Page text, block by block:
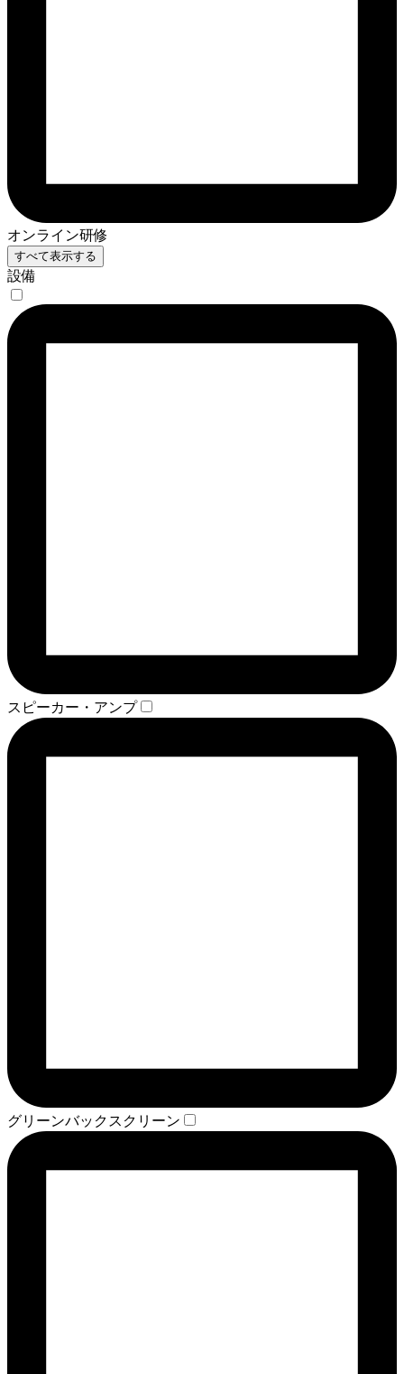
オンライン研修
すべて表示する
設備
スピーカー・アンプ
グリーンバックスクリーン